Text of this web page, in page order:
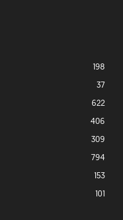
198
37
622
406
309
794
153
101